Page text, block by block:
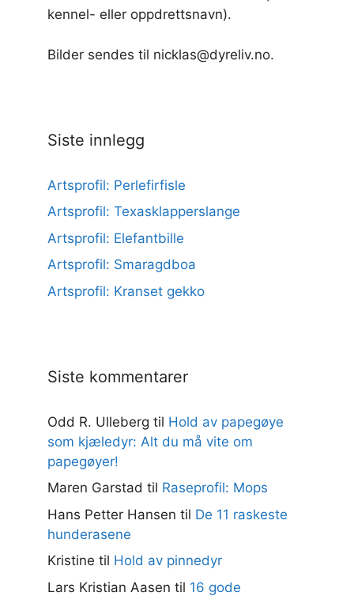
kennel- eller oppdrettsnavn).
Bilder sendes til nicklas@dyreliv.no.
Siste innlegg
Artsprofil: Perlefirfisle
Artsprofil: Texasklapperslange
Artsprofil: Elefantbille
Artsprofil: Smaragdboa
Artsprofil: Kranset gekko
Siste kommentarer
Odd R. Ulleberg til Hold av papegøye
som kjæledyr: Alt du må vite om
papegøyer!
Maren Garstad til Raseprofil: Mops
Hans Petter Hansen til De 11 raskeste
hunderasene
Kristine til Hold av pinnedyr
Lars Kristian Aasen til 16 gode